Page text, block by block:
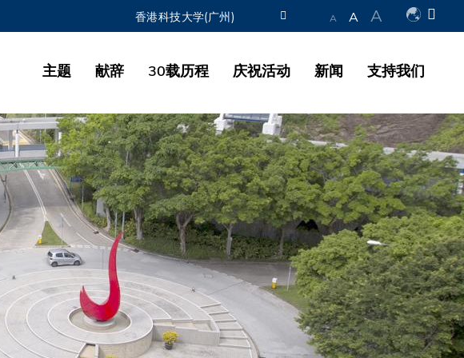
生活@科大 图书馆
香港科技大学(广州) A A A
主题 献辞 30载历程 庆祝活动 新闻 支持我们